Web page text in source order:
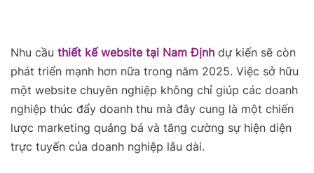
Nhu cầu thiết kế website tại Nam Định dự kiến sẽ còn
phát triển mạnh hơn nữa trong năm 2025. Việc sở hữu
một website chuyên nghiệp không chỉ giúp các doanh
nghiệp thúc đẩy doanh thu mà đây cung là một chiến
lược marketing quảng bá và tăng cường sự hiện diện
trực tuyến của doanh nghiệp lâu dài.